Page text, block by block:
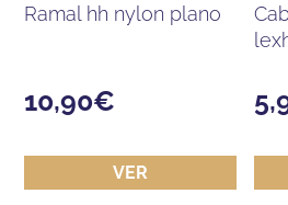
ramal hh nylon plano
10,90€
VER
cabezada cuerda